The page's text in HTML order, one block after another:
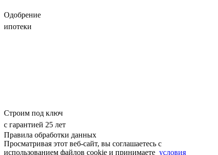
Одобрение
ипотеки
Строим под ключ
с гарантией 25 лет
Правила обработки данных
Просматривая этот веб-сайт, вы соглашаетесь с
использованием файлов cookie и принимаете условия